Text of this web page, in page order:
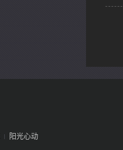
阳光心动